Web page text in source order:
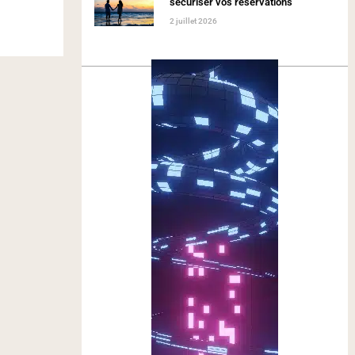
2 juillet 2026